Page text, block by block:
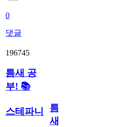
0
댓글
196745
틈새 공
부! 📚
스테파니
틈
새